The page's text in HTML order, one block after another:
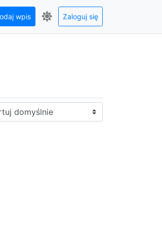
wpis Zaloguj się